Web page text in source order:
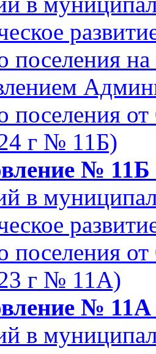
поселения
поселения
г № 11Б)
№ 11Б
в
поселения
г № 11А)
№ 11А
в